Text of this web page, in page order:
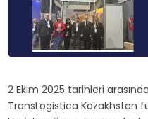
2 Ekim 2025 tarihleri
TransLogistica Kazakhstan